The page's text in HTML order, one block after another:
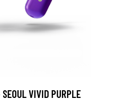
VIVID PURPLE